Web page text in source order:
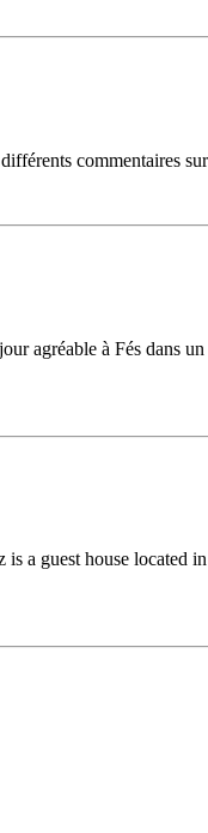
commentaires
agréable à Fés dans
a guest house located